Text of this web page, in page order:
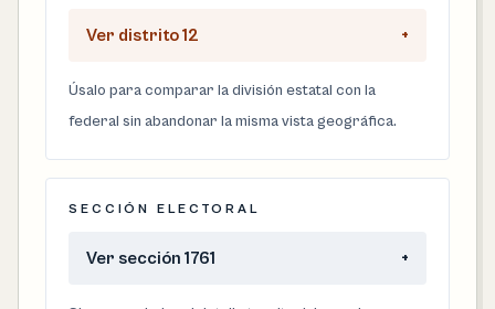
Ver distrito 12 +
Úsalo para comparar la división estatal con la
federal sin abandonar la misma vista geográfica.
SECCIÓN ELECTORAL
Ver sección 1761 +